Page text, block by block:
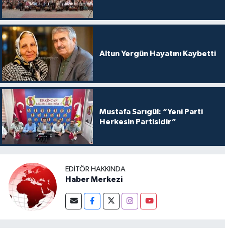
Altun Yergün Hayatını Kaybetti
Mustafa Sarıgül: “Yeni Parti
Herkesin Partisidir”
EDITÖR HAKKINDA
Haber Merkezi